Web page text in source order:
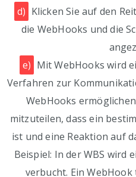
d) Klicken Sie auf den
die WebHooks und die
e) Mit WebHooks wird
Verfahren zur
WebHooks
mitzuteilen, dass ein
ist und eine Reaktion auf
Beispiel: In der WBS wird
verbucht. Ein